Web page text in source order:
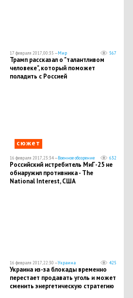
17 февраля 2017, 00:35 —Мир 567
Трамп рассказал о "талантливом
человеке", который поможет
поладить с Россией
сюжет
16 февраля 2017, 23:34 —Военное обозрение 632
Российский истребитель МиГ-25 не
обнаружил противника - The
National Interest, США
16 февраля 2017, 22:30 —Украина 425
Украина из-за блокады временно
перестает продавать уголь и может
сменить энергетическую стратегию